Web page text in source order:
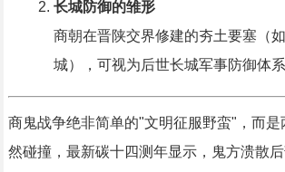
长城防御的雏形
商朝在晋陕交界修建的夯土要塞（
城），可视为后世长城军事防御体系
商鬼战争绝非简单的"文明征服野蛮"，而
然碰撞，最新碳十四测年显示，鬼方溃散